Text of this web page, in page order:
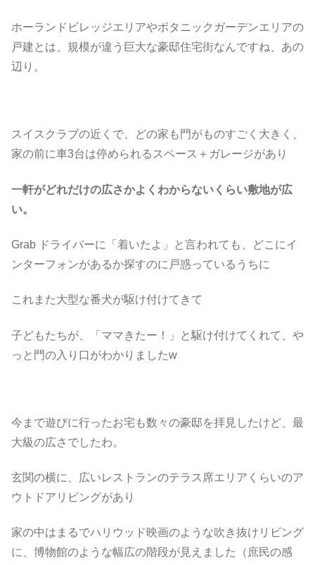
ホーランドビレッジエリアやボタニックガーデンエリアの
戸建とは、規模が違う巨大な豪邸住宅街なんですね、あの
辺り。
スイスクラブの近くで、どの家も門がものすごく大きく、
家の前に車3台は停められるスペース＋ガレージがあり
一軒がどれだけの広さかよくわからないくらい敷地が広
い。
Grab ドライバーに「着いたよ」と言われても、どこにイ
ンターフォンがあるか探すのに戸惑っているうちに
これまた大型な番犬が駆け付けてきて
子どもたちが、「ママきたー！」と駆け付けてくれて、や
っと門の入り口がわかりましたw
今まで遊びに行ったお宅も数々の豪邸を拝見したけど、最
大級の広さでしたわ。
玄関の横に、広いレストランのテラス席エリアくらいのア
ウトドアリビングがあり
家の中はまるでハリウッド映画のような吹き抜けリビング
に、博物館のような幅広の階段が見えました（庶民の感